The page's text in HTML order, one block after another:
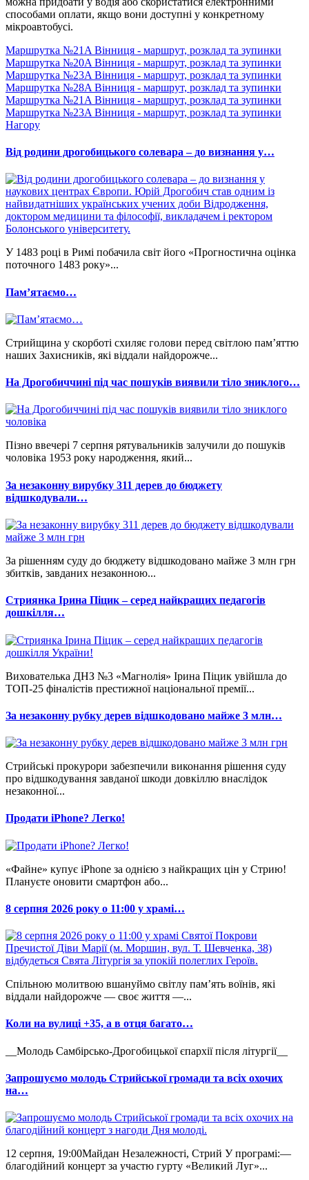
способами оплати, якщо вони доступні у конкретному
мікроавтобусі.
Маршрутка №21A Вінниця - маршрут, розклад та зупинки
Маршрутка №20A Вінниця - маршрут, розклад та зупинки
Маршрутка №23A Вінниця - маршрут, розклад та зупинки
Маршрутка №28A Вінниця - маршрут, розклад та зупинки
Маршрутка №21A Вінниця - маршрут, розклад та зупинки
Маршрутка №23A Вінниця - маршрут, розклад та зупинки
Нагору
Від родини дрогобицького солевара – до визнання у…
У 1483 році в Римі побачила світ його «Прогностична оцінка
поточного 1483 року»...
Памʼятаємо…
Стрийщина у скорботі схиляє голови перед світлою пам’яттю
наших Захисників, які віддали найдорожче...
На Дрогобиччині під час пошуків виявили тіло зниклого…
Пізно ввечері 7 серпня рятувальників залучили до пошуків
чоловіка 1953 року народження, який...
За незаконну вирубку 311 дерев до бюджету
відшкодували…
За рішенням суду до бюджету відшкодовано майже 3 млн грн
збитків, завданих незаконною...
Стриянка Ірина Піцик – серед найкращих педагогів
дошкілля…
Вихователька ДНЗ №3 «Магнолія» Ірина Піцик увійшла до
ТОП-25 фіналістів престижної національної премії...
За незаконну рубку дерев відшкодовано майже 3 млн…
Стрийські прокурори забезпечили виконання рішення суду
про відшкодування завданої шкоди довкіллю внаслідок
незаконної...
Продати iPhone? Легко!
«Файне» купує iPhone за однією з найкращих цін у Стрию!
Плануєте оновити смартфон або...
8 серпня 2026 року о 11:00 у храмі…
Спільною молитвою вшануймо світлу пам’ять воїнів, які
віддали найдорожче — своє життя —...
Коли на вулиці +35, а в отця багато…
__Молодь Самбірсько-Дрогобицької єпархії після літургії__
Запрошуємо молодь Стрийської громади та всіх охочих
на…
12 серпня, 19:00Майдан Незалежності, Стрий У програмі:—
благодійний концерт за участю гурту «Великий Луг»...